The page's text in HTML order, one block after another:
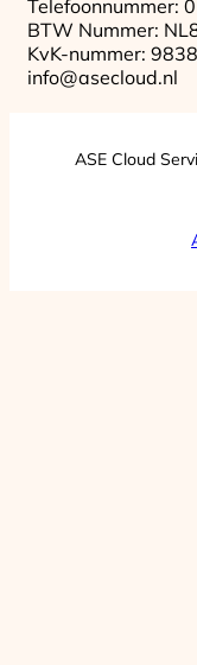
Telefoonnummer:
BTW Nummer:
KvK-nummer:
info@asecloud.nl
ASE Cloud